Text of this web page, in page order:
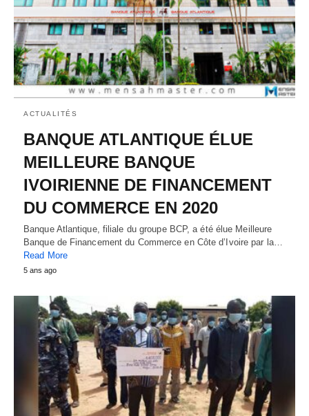
ACTUALITÉS
BANQUE ATLANTIQUE ÉLUE
MEILLEURE BANQUE
IVOIRIENNE DE FINANCEMENT
DU COMMERCE EN 2020
Banque Atlantique, filiale du groupe BCP, a été élue Meilleure
Banque de Financement du Commerce en Côte d’Ivoire par la…
Read More
5 ans ago